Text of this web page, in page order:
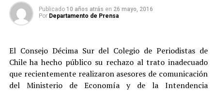
Publicado 10 años atrás en 26 mayo, 2016
Por Departamento de Prensa
El Consejo Décima Sur del Colegio de Periodistas de
Chile ha hecho público su rechazo al trato inadecuado
que recientemente realizaron asesores de comunicación
del Ministerio de Economía y de la Intendencia